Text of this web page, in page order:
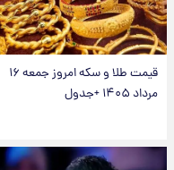
قیمت طلا و سکه امروز جمعه ۱۶
مرداد ۱۴۰۵ +جدول